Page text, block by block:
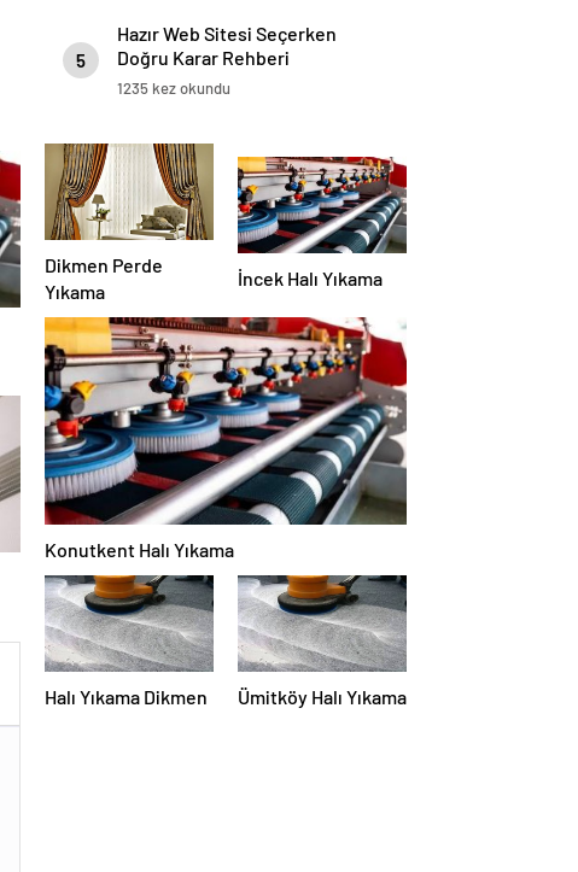
5
Hazır Web Sitesi Seçerken
Doğru Karar Rehberi
1235 kez okundu
Dikmen Perde
Yıkama
İncek Halı Yıkama
Konutkent Halı Yıkama
Halı Yıkama Dikmen Ümitköy Halı Yıkama